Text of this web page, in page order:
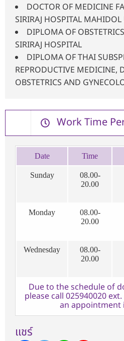
DOCTOR OF MEDICINE
SIRIRAJ HOSPITAL MAHIDOL
DIPLOMA OF
SIRIRAJ HOSPITAL
DIPLOMA OF THAI
REPRODUCTIVE MEDICINE,
OBSTETRICS AND
Work Time
Date Time
Sunday
08.00-
20.00
Monday
08.00-
20.00
Wednesday
08.00-
20.00
Due to the schedule of
please call 025940020
an appointment
เเชร์